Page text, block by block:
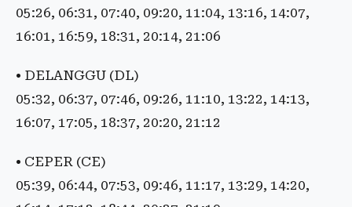
05:26, 06:31, 07:40, 09:20, 11:04, 13:16, 14:07,
16:01, 16:59, 18:31, 20:14, 21:06
• DELANGGU (DL)
05:32, 06:37, 07:46, 09:26, 11:10, 13:22, 14:13,
16:07, 17:05, 18:37, 20:20, 21:12
• CEPER (CE)
05:39, 06:44, 07:53, 09:46, 11:17, 13:29, 14:20,